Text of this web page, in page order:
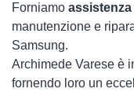
Forniamo
manutenzione e
Samsung.
Archimede Varese è
fornendo loro un